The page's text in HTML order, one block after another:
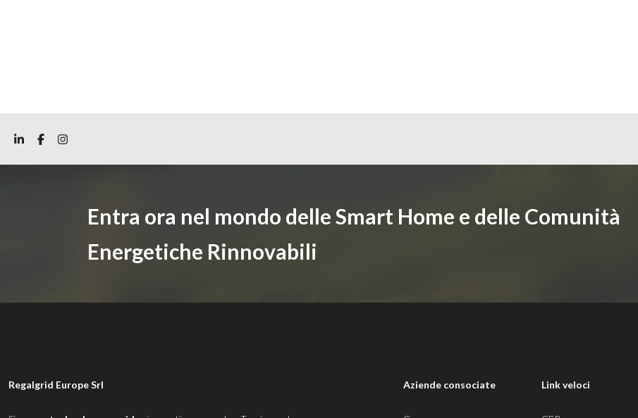
Entra ora nel mondo delle Smart Home e delle Comunità
Energetiche Rinnovabili
Regalgrid Europe Srl Aziende consociate Link veloci